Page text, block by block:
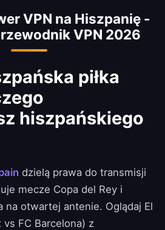
na otwartej antenie z
się El Clásico i meczami
komentarzem.
VPN na Hiszpanię -
VPN 2026
piłka
hiszpańskiego
dzielą prawa do transmisji
mecze Copa del Rey i
na otwartej antenie. Oglądaj El
vs FC Barcelona) z